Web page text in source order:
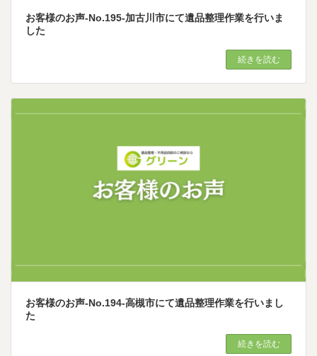
お客様のお声-No.195-加古川市にて遺品整理作業を行いま
した
続きを読む
お客様のお声-No.194-高槻市にて遺品整理作業を行いまし
た
続きを読む